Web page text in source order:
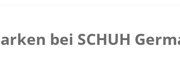
bei SCHUH